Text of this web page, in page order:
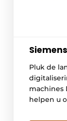
Pluk de
machines
helpen u